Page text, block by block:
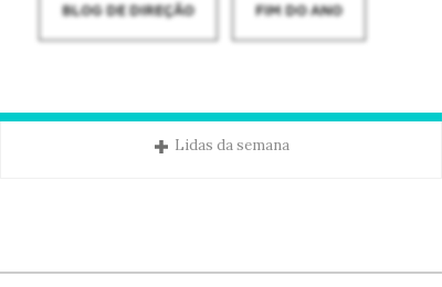
BLOG DE DIREÇÃO FIM DO ANO
Lidas da semana